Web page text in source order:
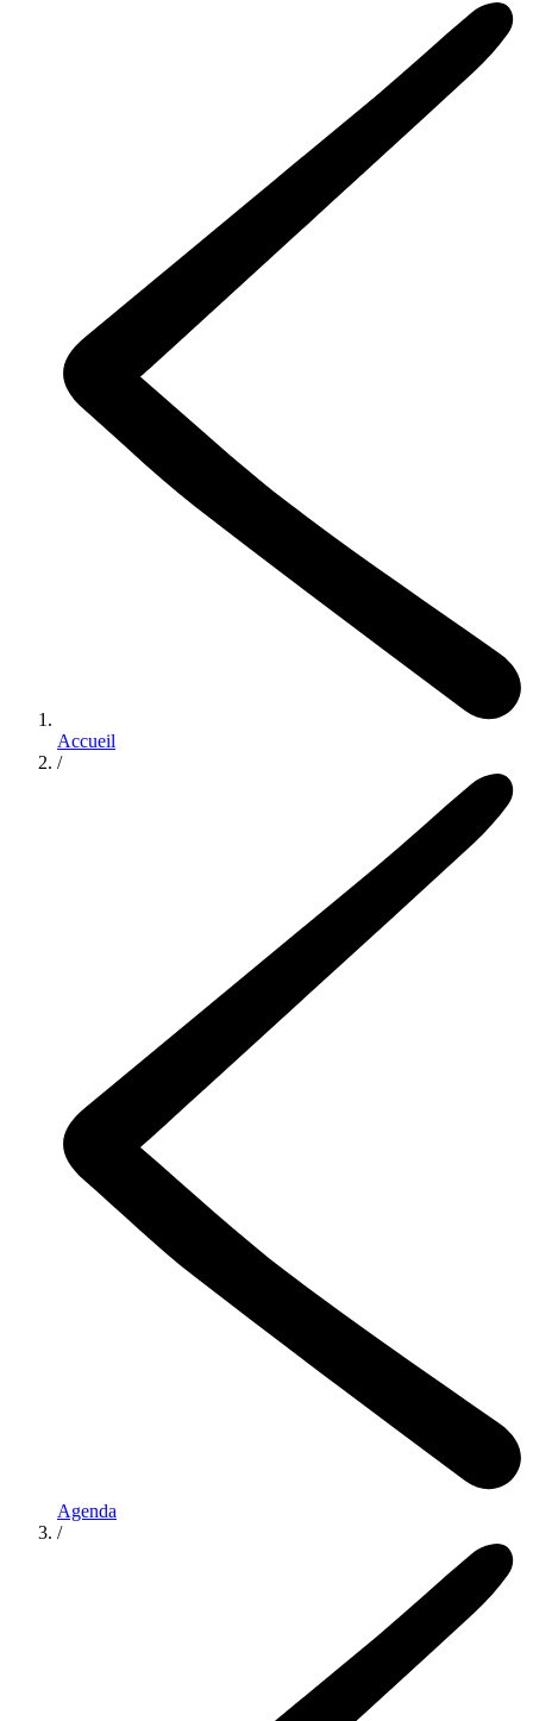
Accueil
/
Agenda
/